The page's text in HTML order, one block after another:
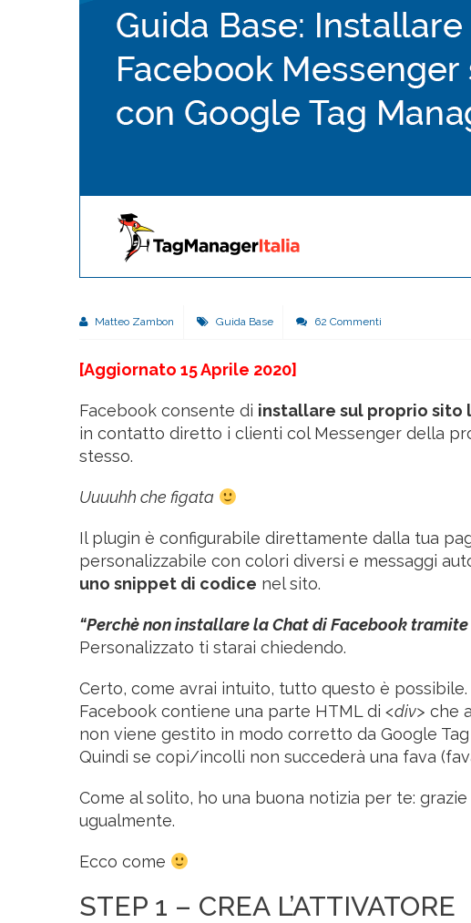
Matteo Zambon Guida Base 62 Commenti
[Aggiornato 15 Aprile 2020]
Facebook consente di installare sul proprio sito
in contatto diretto i clienti col Messenger della
stesso.
Uuuuhh che figata
Il plugin è configurabile direttamente dalla tua
personalizzabile con colori diversi e messaggi
uno snippet di codice nel sito.
“Perchè non installare la Chat di Facebook tramite
Personalizzato ti starai chiedendo.
Certo, come avrai intuito, tutto questo è possibile.
Facebook contiene una parte HTML di <div> che
non viene gestito in modo corretto da Google
Quindi se copi/incolli non succederà una fava
Come al solito, ho una buona notizia per te:
ugualmente.
Ecco come
STEP 1 – CREA L’ATTIVATORE